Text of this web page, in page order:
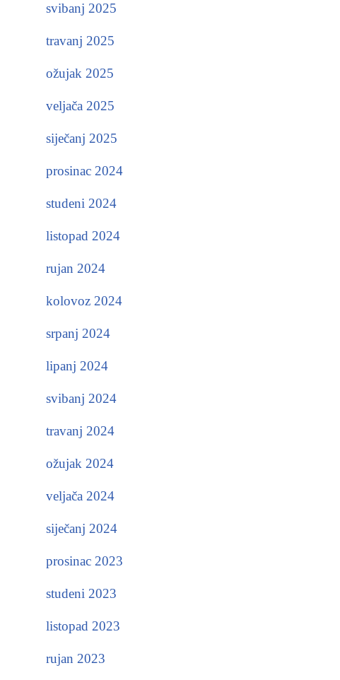
svibanj 2025
travanj 2025
ožujak 2025
veljača 2025
siječanj 2025
prosinac 2024
studeni 2024
listopad 2024
rujan 2024
kolovoz 2024
srpanj 2024
lipanj 2024
svibanj 2024
travanj 2024
ožujak 2024
veljača 2024
siječanj 2024
prosinac 2023
studeni 2023
listopad 2023
rujan 2023